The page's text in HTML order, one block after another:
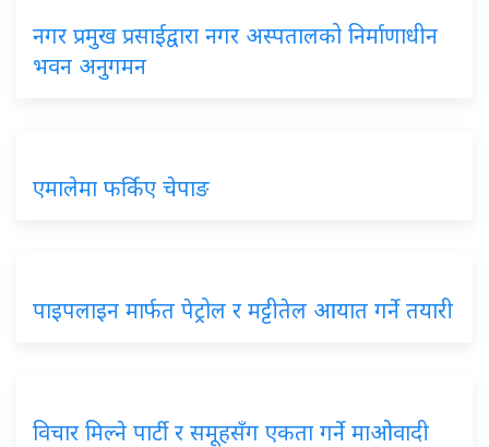
नगर प्रमुख प्रसाईद्वारा नगर अस्पतालको निर्माणाधीन
भवन अनुगमन
एमालेमा फर्किए चेपाङ
पाइपलाइन मार्फत पेट्रोल र मट्टीतेल आयात गर्ने तयारी
विचार मिल्ने पार्टी र समूहसँग एकता गर्ने माओवादी